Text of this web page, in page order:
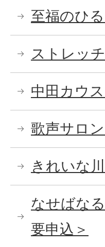
至福のひ
ストレッ
中田カウ
歌声サロ
きれいな
なせばな
要申込＞